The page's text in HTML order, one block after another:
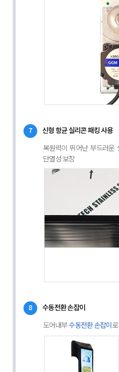
7 신형 항균 실리콘 패킹 사용
복원력이 뛰어난 부드러운
단열성 보장
8 수동전환 손잡이
도어내부수동전환 손잡이